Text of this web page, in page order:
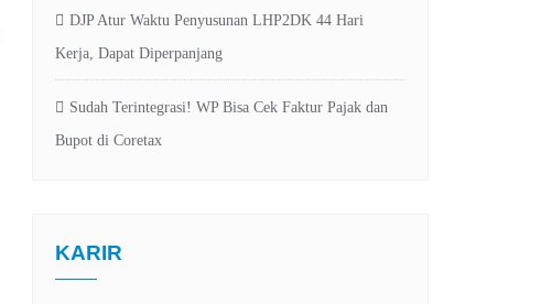
DJP Atur Waktu Penyusunan LHP2DK 44 Hari
Kerja, Dapat Diperpanjang
Sudah Terintegrasi! WP Bisa Cek Faktur Pajak dan
Bupot di Coretax
KARIR